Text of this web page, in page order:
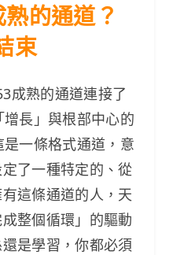
的通道？
束
成熟的通道連接了
長」與根部中心的
一條格式通道，意
了一種特定的、從
這條通道的人，天
整個循環」的驅動
是學習，你都必須